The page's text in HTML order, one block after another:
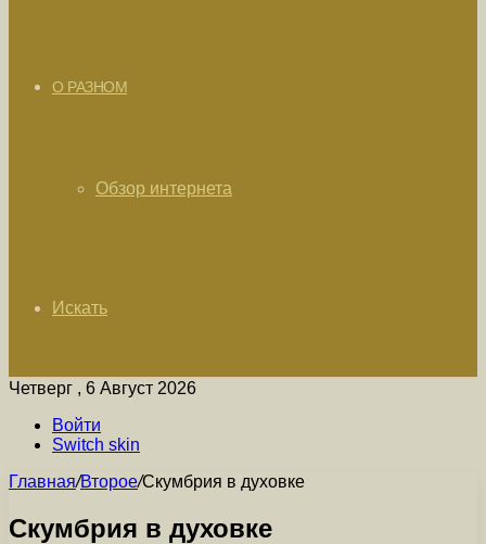
О РАЗНОМ
Обзор интернета
Искать
Четверг , 6 Август 2026
Войти
Switch skin
Главная/Второе/Скумбрия в духовке
Скумбрия в духовке